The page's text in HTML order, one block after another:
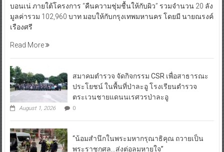
บอนเน่ ภายใต้โครงการ “คืนความชุ่มชื้นให้กับผิว” รวมจำนวน 20 ลัง
มูลค่ารวม 102,960 บาท มอบให้กับกรุงเทพมหานคร โดยมี นายณรงค์
เรืองศรี
Read More
สมาคมตำรวจ จัดกิจกรรม CSR เพื่อสาธารณะ
ประโยชน์ ในพื้นที่ป่าละอู โรงเรียนตำรวจ
ตระเวนชายแดนนเรศวรป่าละอู
August 1, 2026 0
“น้อมสำนึกในพระมหากรุณาธิคุณ ถวายเป็น
พระราชกุศล…ส่งต่อลมหายใจ”